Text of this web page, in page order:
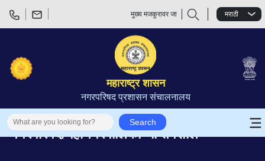
मुख्य मजकुरावर जा मराठी
महाराष्ट्र शासन
नगरपरिषद प्रशासन संचालनालय
Search
नगरपरिषद/महानगरपालिकांच्या तपशील